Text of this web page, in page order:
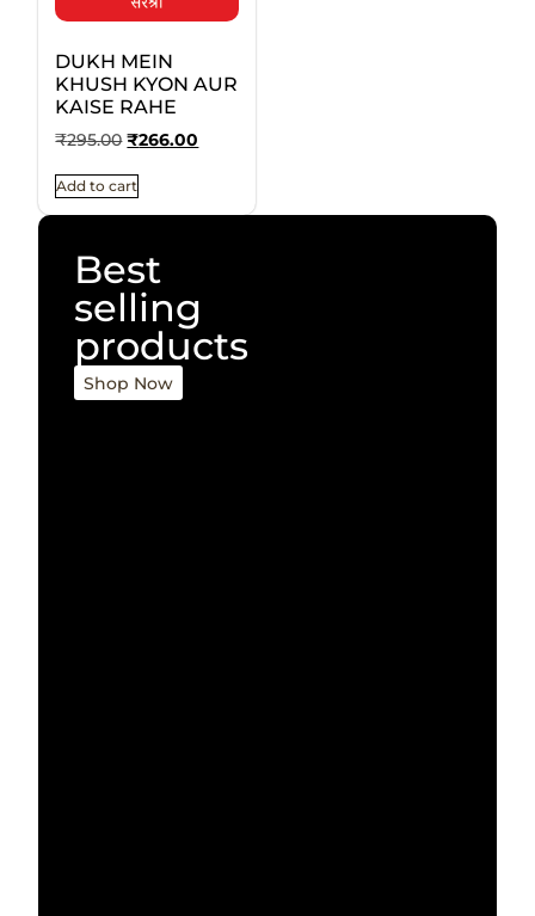
DUKH MEIN
KHUSH KYON AUR
KAISE RAHE
₹295.00 ₹266.00
Add to cart
Best
selling
products
Shop Now